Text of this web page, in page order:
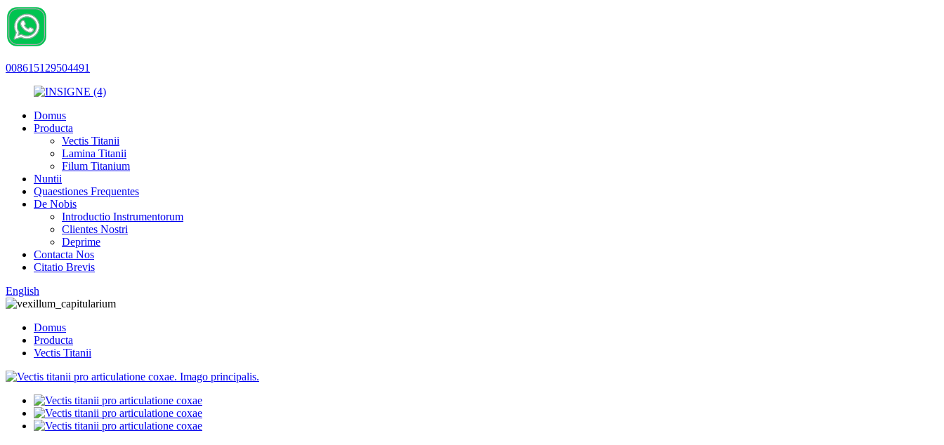
008615129504491
Domus
Producta
Vectis Titanii
Lamina Titanii
Filum Titanium
Nuntii
Quaestiones Frequentes
De Nobis
Introductio Instrumentorum
Clientes Nostri
Deprime
Contacta Nos
Citatio Brevis
English
Domus
Producta
Vectis Titanii